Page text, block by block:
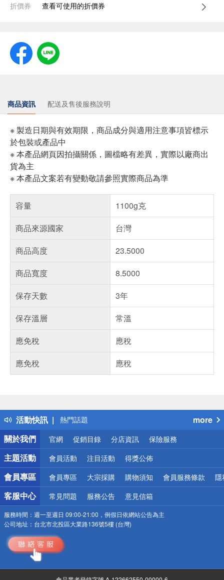
折價券 查看可使用的折價券
商品資訊 配送及售後服務說明
※ 製造日期與有效期限，商品成分與適用注意事項皆標示
於包裝或產品中
※ 本產品網頁因拍攝關係，圖檔略有差異，實際以廠商出
貨為主
※ 本產品文案若有變動敬請參照實際商品為準
容量
1100g克
商品來源國家
台灣
商品高度
23.5000
商品寬度
8.5000
保存天數
3年
保存溫層
常溫
應免稅
應稅
應免稅
應稅
活動快訊
得獎公告
熱門話題
銀行優惠
偏遠地區配送
詐騙網頁！請小心！
more
關於我們
官網 促銷目錄 分店資訊 保險服務
主題活動 會員活動 注目活動 得獎公佈
會員專區 會員專區 大宗採購 購物須知 會員服務條款 隱
客服中心 常見問題 服務公告 意見信箱
服務時間： 週一至週日 09:00-21:00，例假日依網站公告為主
公司地址： 台北市北投區大業路136號5樓 (台灣)